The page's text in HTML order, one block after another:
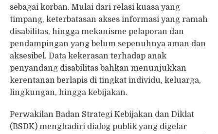
sebagai korban. Mulai dari relasi kuasa yang
timpang, keterbatasan akses informasi yang ramah
disabilitas, hingga mekanisme pelaporan dan
pendampingan yang belum sepenuhnya aman dan
aksesibel. Data kekerasan terhadap anak
penyandang disabilitas bahkan menunjukkan
kerentanan berlapis di tingkat individu, keluarga,
lingkungan, hingga kebijakan.
Perwakilan Badan Strategi Kebijakan dan Diklat
(BSDK) menghadiri dialog publik yang digelar